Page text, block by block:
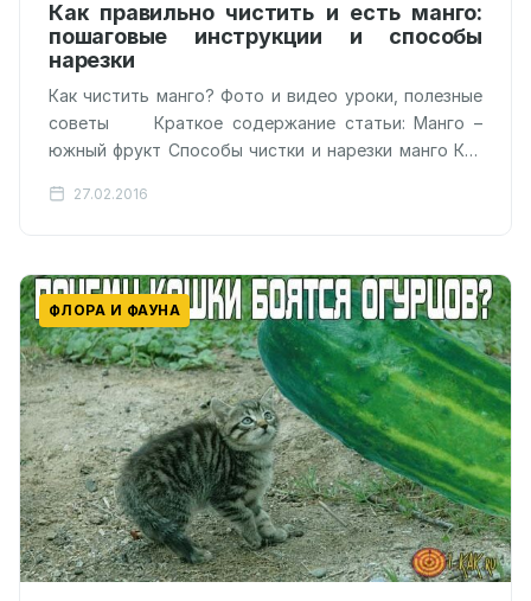
Как правильно чистить и есть манго:
пошаговые инструкции и способы
нарезки
Как чистить манго? Фото и видео уроки, полезные
советы Краткое содержание статьи: Манго –
южный фрукт Способы чистки и нарезки манго Как
27.02.2016
ФЛОРА И ФАУНА